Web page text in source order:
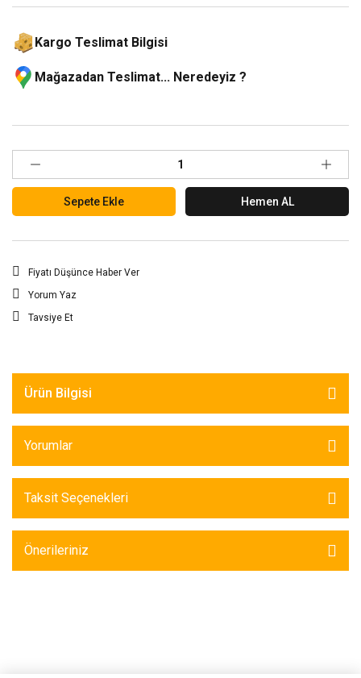
Kargo Teslimat Bilgisi
Mağazadan Teslimat... Neredeyiz ?
Sepete Ekle Hemen AL
Fiyatı Düşünce Haber Ver
Yorum Yaz
Tavsiye Et
Ürün Bilgisi
Yorumlar
Taksit Seçenekleri
Önerileriniz